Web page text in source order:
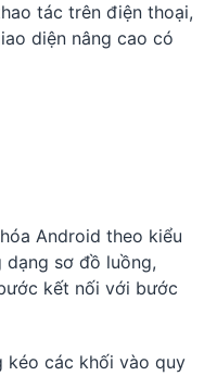
tác trên điện thoại,
diện nâng cao có
Android theo kiểu
sơ đồ luồng,
kết nối với bước
kéo các khối vào quy